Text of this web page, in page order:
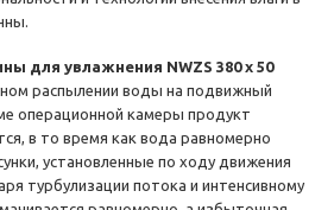
для увлажнения NWZS 380 x 50
распылении воды на подвижный
операционной камеры продукт
в то время как вода равномерно
установленные по ходу движения
турбулизации потока и интенсивному